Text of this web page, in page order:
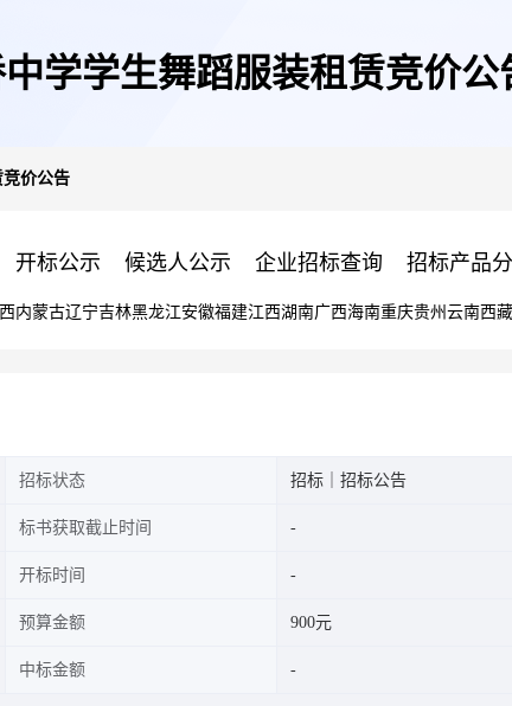
学学生舞蹈服装租赁竞价公
价公告
开标公示 候选人公示 企业招标查询 招标产品
内蒙古辽宁吉林黑龙江安徽福建江西湖南广西海南重庆贵州 云南西藏
招标状态 招标｜招标公告
标书获取截止时间
开标时间
预算金额 900元
中标金额